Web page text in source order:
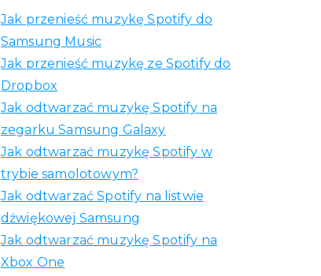
Jak przenieść muzykę Spotify do
Samsung Music
Jak przenieść muzykę ze Spotify do
Dropbox
Jak odtwarzać muzykę Spotify na
zegarku Samsung Galaxy
Jak odtwarzać muzykę Spotify w
trybie samolotowym?
Jak odtwarzać Spotify na listwie
dźwiękowej Samsung
Jak odtwarzać muzykę Spotify na
Xbox One